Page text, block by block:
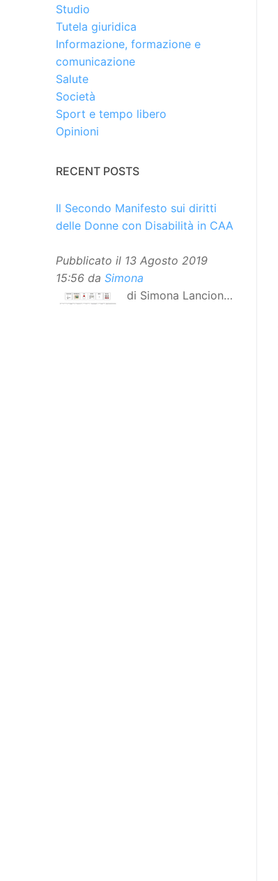
Studio
Tutela giuridica
Informazione, formazione e
comunicazione
Salute
Società
Sport e tempo libero
Opinioni
RECENT POSTS
Il Secondo Manifesto sui diritti
delle Donne con Disabilità in CAA
Pubblicato il 13 Agosto 2019
15:56 da Simona
di Simona Lancioni,